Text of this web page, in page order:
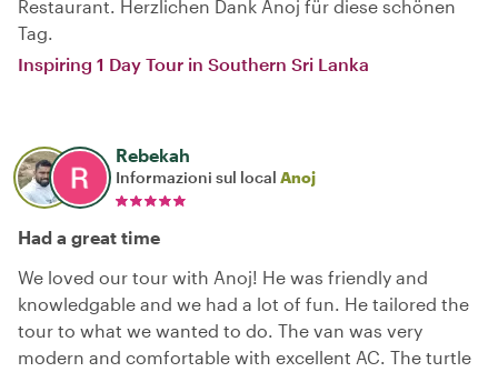
Restaurant. Herzlichen Dank Anoj für diese schönen
Tag.
Inspiring 1 Day Tour in Southern Sri Lanka
Rebekah
Informazioni sul local Anoj
Had a great time
We loved our tour with Anoj! He was friendly and
knowledgable and we had a lot of fun. He tailored the
tour to what we wanted to do. The van was very
modern and comfortable with excellent AC. The turtle